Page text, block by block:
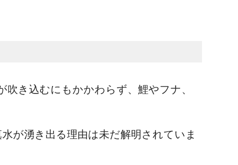
き込むにもかかわらず、鯉やフナ、
が湧き出る理由は未だ解明されていま